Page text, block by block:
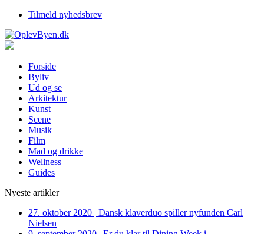
Tilmeld nyhedsbrev
Forside
Byliv
Ud og se
Arkitektur
Kunst
Scene
Musik
Film
Mad og drikke
Wellness
Guides
Nyeste artikler
27. oktober 2020 | Dansk klaverduo spiller nyfunden Carl
Nielsen